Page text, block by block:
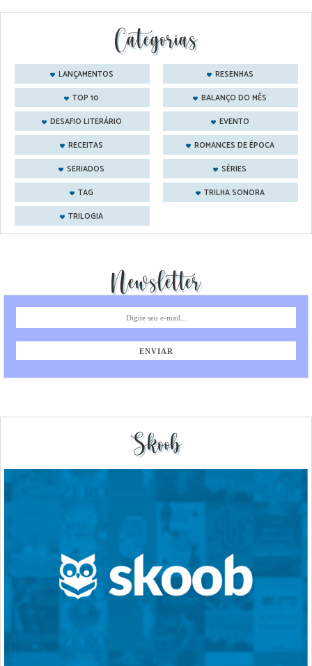
Categorias
LANÇAMENTOS
RESENHAS
TOP 10
BALANÇO DO MÊS
DESAFIO LITERÁRIO
EVENTO
RECEITAS
ROMANCES DE ÉPOCA
SERIADOS
SÉRIES
TAG
TRILHA SONORA
TRILOGIA
Newsletter
Skoob